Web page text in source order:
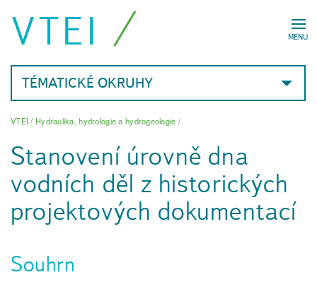
MENU
VTEI
TÉMATICKÉ OKRUHY
VTEI/ Hydraulika, hydrologie a hydrogeologie /
Stanovení úrovně dna
vodních děl z historických
projektových dokumentací
Souhrn